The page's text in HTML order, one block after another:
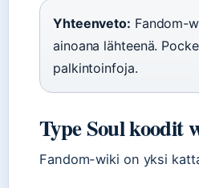
Yhteenveto: Fandom-
ainoana lähteenä.
palkintoinfoja.
Type Soul koodit
Fandom-wiki on yksi